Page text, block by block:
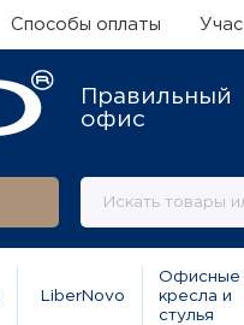
Способы оплаты
Правильный
офис
LiberNovo
Офисные
кресла и
стулья